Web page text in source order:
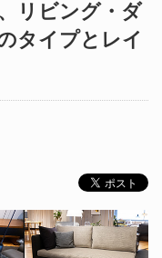
リビング・ダ
タイプとレイ